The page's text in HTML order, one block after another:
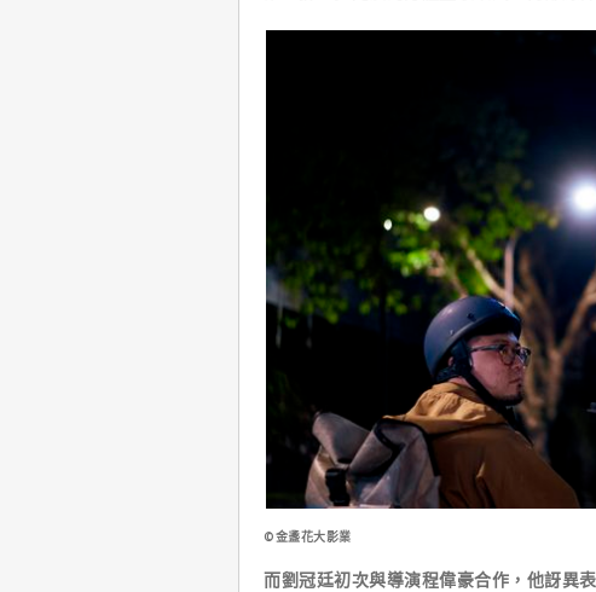
©金盞花大影業
而劉冠廷初次與導演程偉豪合作，他訝異